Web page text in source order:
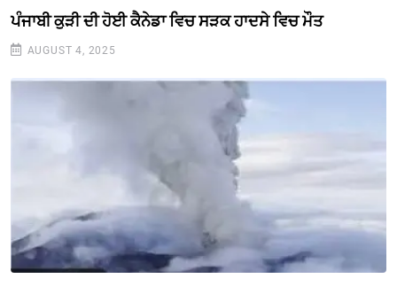
ਪੰਜਾਬੀ ਕੁੜੀ ਦੀ ਹੋਈ ਕੈਨੇਡਾ ਵਿਚ ਸੜਕ ਹਾਦਸੇ ਵਿਚ ਮੌਤ
AUGUST 4, 2025